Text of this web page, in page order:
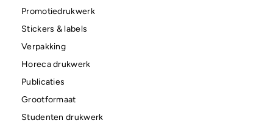
Promotiedrukwerk
Stickers & labels
Verpakking
Horeca drukwerk
Publicaties
Grootformaat
Studenten drukwerk